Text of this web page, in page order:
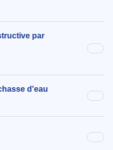
par
d'eau